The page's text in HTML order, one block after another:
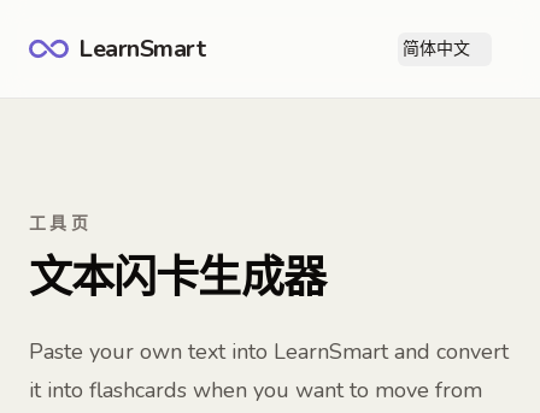
LearnSmart 简体中文
工具页
文本闪卡生成器
Paste your own text into LearnSmart and convert
it into flashcards when you want to move from